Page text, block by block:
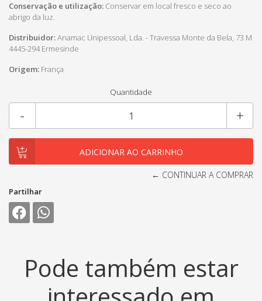
Conservação e utilização: Conservar em local fresco e seco ao
abrigo da luz.
Distribuidor:Anamac Unipessoal, Lda. - Travessa Monte da Bela, 73 M
4445-294 Ermesinde
Origem: França
Quantidade
+
-
← CONTINUAR A COMPRAR
Partilhar
Pode também estar